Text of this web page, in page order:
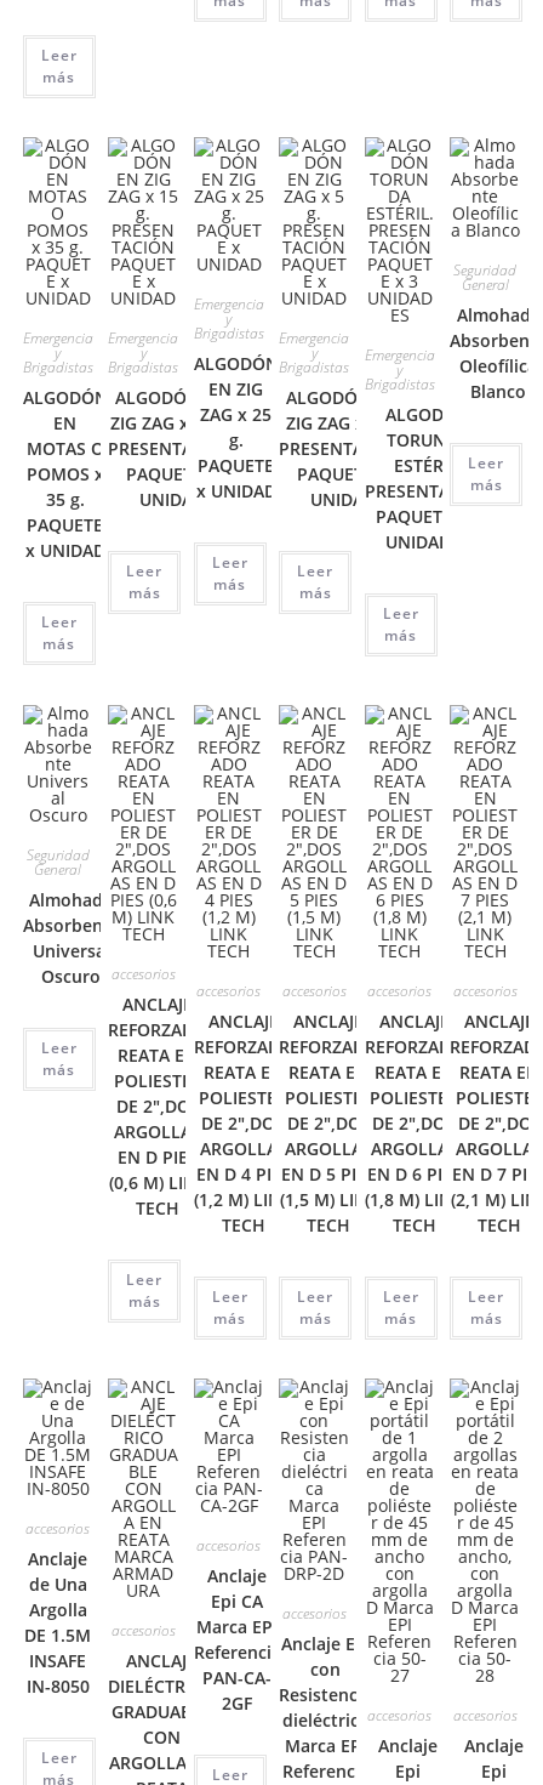
Leer
más
Emergencia
y
Brigadistas
ALGODÓN
EN
MOTAS O
POMOS x
35 g.
PAQUETE
x UNIDAD
Leer
más
Emergencia
y
Brigadistas
ALGODÓN EN
ZIG ZAG x 15 g.
PRESENTACIÓN
PAQUETE x
UNIDAD
Leer
más
Emergencia
y
Brigadistas
ALGODÓN
EN ZIG
ZAG x 25
g.
PAQUETE
x UNIDAD
Leer
más
Emergencia
y
Brigadistas
ALGODÓN EN
ZIG ZAG x 5 g.
PRESENTACIÓN
PAQUETE x
UNIDAD
Leer
más
Emergencia
y
Brigadistas
ALGODÓN
TORUNDA
ESTÉRIL.
PRESENTACIÓN
PAQUETE x 3
UNIDADES
Leer
más
Seguridad
General
Almohada
Oleofílica
Blanco
Leer
más
Seguridad
General
Almohada
Absorbente
Universal
Oscuro
Leer
más
accesorios
ANCLAJE
REFORZADO
REATA EN
POLIESTER
DE 2″,DOS
ARGOLLAS
EN D PIES
(0,6 M) LINK
TECH
Leer
más
accesorios
ANCLAJE
REFORZADO
REATA EN
POLIESTER
DE 2″,DOS
ARGOLLAS
EN D 4 PIES
(1,2 M) LINK
TECH
Leer
más
accesorios
ANCLAJE
REFORZADO
REATA EN
POLIESTER
DE 2″,DOS
ARGOLLAS
EN D 5 PIES
(1,5 M) LINK
TECH
Leer
más
accesorios
ANCLAJE
REFORZADO
REATA EN
POLIESTER
DE 2″,DOS
ARGOLLAS
EN D 6 PIES
(1,8 M) LINK
TECH
Leer
más
accesorios
ANCLAJE
REATA EN
POLIESTER
DE 2″,DOS
ARGOLLAS
EN D 7
(2,1 M)
TECH
Leer
más
accesorios
Anclaje
de Una
Argolla
DE 1.5M
INSAFE
IN-8050
Leer
más
accesorios
ANCLAJE
DIELÉCTRICO
GRADUABLE
CON
ARGOLLA EN
accesorios
Anclaje
Epi CA
Marca EPI
Referencia
PAN-CA-
2GF
Leer
accesorios
Anclaje Epi
con
Resistencia
dieléctrica
Marca EPI
Referencia
accesorios
Anclaje
Epi
accesorios
Anclaje
Epi